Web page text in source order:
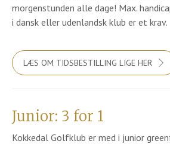
morgenstunden alle dage! Max.
i dansk eller udenlandsk klub er et krav.
LÆS OM TIDSBESTILLING LIGE HER
Junior: 3 for 1
Kokkedal Golfklub er med i junior